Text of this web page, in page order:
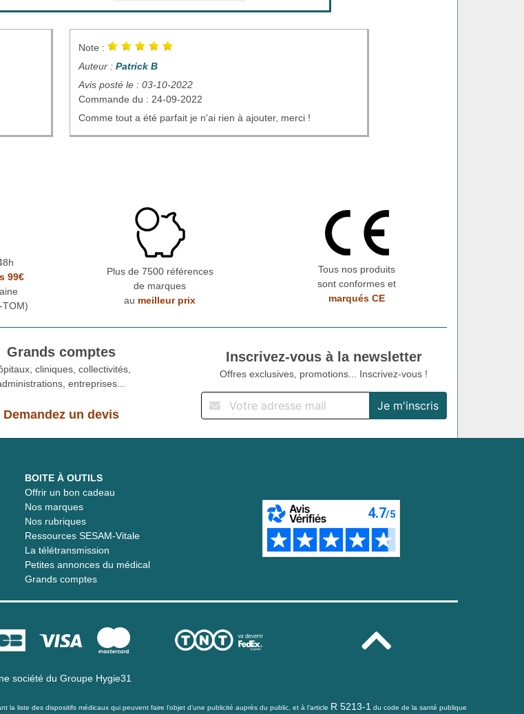
Note :
Auteur : Patrick B
Avis posté le : 03-10-2022
Commande du : 24-09-2022
Comme tout a été parfait je n'ai rien à ajouter, merci !
99€
TOM)
Plus de 7500 références
de marques
au meilleur prix
Tous nos produits
sont conformes et
marqués CE
Grands comptes
cliniques, collectivités,
entreprises...
Demandez un devis
Inscrivez-vous à la newsletter
Offres exclusives, promotions... Inscrivez-vous !
BOITE À OUTILS
Offrir un bon cadeau
Nos marques
Nos rubriques
Ressources SESAM-Vitale
La télétransmission
Petites annonces du médical
Grands comptes
société du Groupe Hygie31
la liste des dispositifs médicaux qui peuvent faire l’objet d’une publicité auprès du public, et à l'article R 5213-1 du code de la santé publique